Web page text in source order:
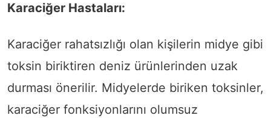
Karaciğer Hastaları:
Karaciğer rahatsızlığı olan kişilerin midye gibi
toksin biriktiren deniz ürünlerinden uzak
durması önerilir. Midyelerde biriken toksinler,
karaciğer fonksiyonlarını olumsuz